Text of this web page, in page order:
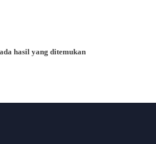
hasil yang ditemukan